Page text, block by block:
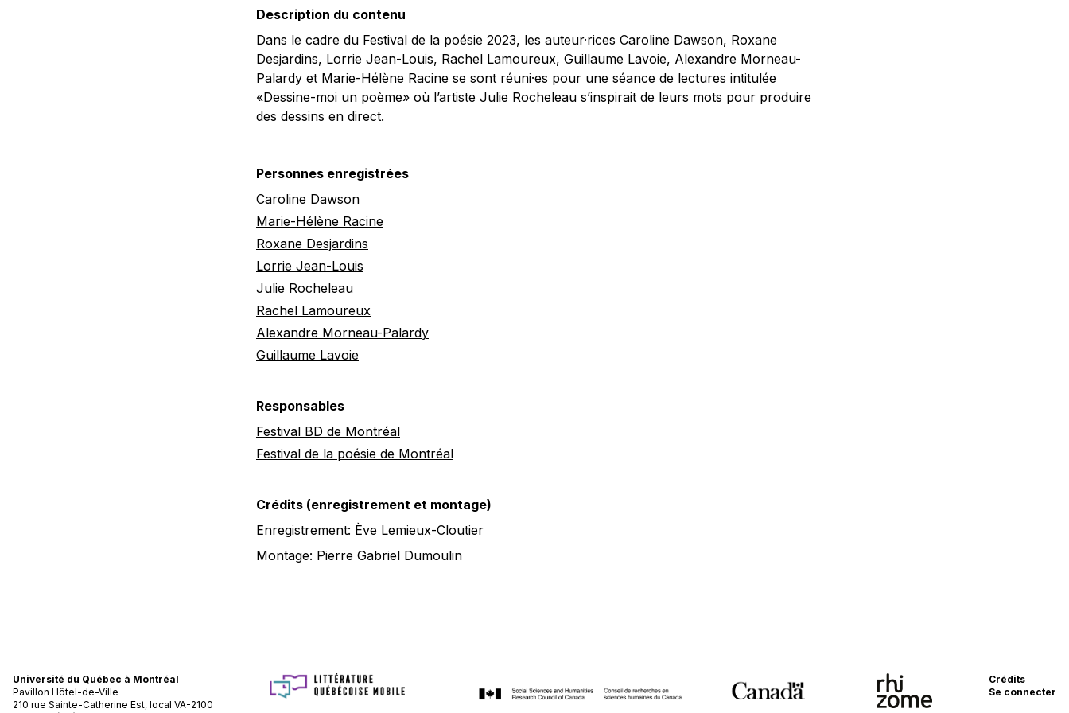
Description du contenu
Dans le cadre du Festival de la poésie 2023, les auteur·rices Caroline Dawson, Roxane
Desjardins, Lorrie Jean-Louis, Rachel Lamoureux, Guillaume Lavoie, Alexandre Morneau-
Palardy et Marie-Hélène Racine se sont réuni·es pour une séance de lectures intitulée
«Dessine-moi un poème» où l’artiste Julie Rocheleau s’inspirait de leurs mots pour produire
des dessins en direct.
Personnes enregistrées
Caroline Dawson
Marie-Hélène Racine
Roxane Desjardins
Lorrie Jean-Louis
Julie Rocheleau
Rachel Lamoureux
Alexandre Morneau-Palardy
Guillaume Lavoie
Responsables
Festival BD de Montréal
Festival de la poésie de Montréal
Crédits (enregistrement et montage)
Enregistrement: Ève Lemieux-Cloutier
Montage: Pierre Gabriel Dumoulin
Université du Québec à Montréal
Pavillon Hôtel-de-Ville
210 rue Sainte-Catherine Est, local VA-2100
Crédits
Se connecter